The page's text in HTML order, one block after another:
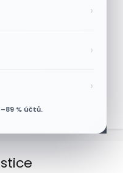
›
›
›
% účtů.
trh
Akcie reagují